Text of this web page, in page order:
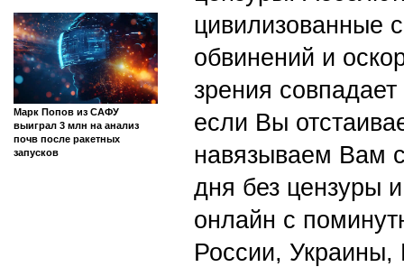
Марк Попов из САФУ
выиграл 3 млн на анализ
почв после ракетных
запусков
цивилизованные
обвинений и
зрения
если Вы
навязываем Вам
дня без цензуры
онлайн с
России,